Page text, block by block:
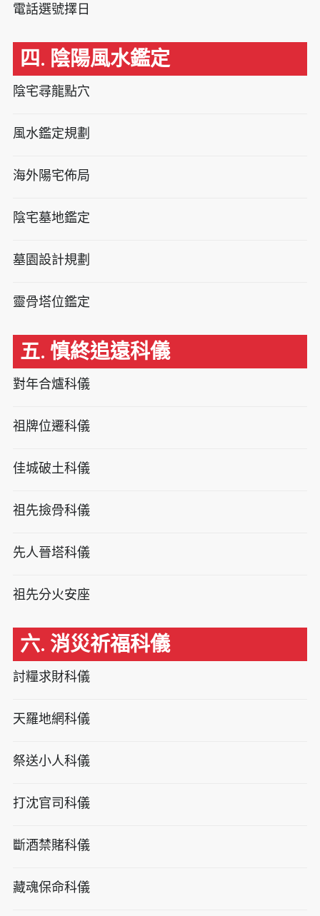
電話選號擇日
四. 陰陽風水鑑定
陰宅尋龍點穴
風水鑑定規劃
海外陽宅佈局
陰宅墓地鑑定
墓園設計規劃
靈骨塔位鑑定
五. 慎終追遠科儀
對年合爐科儀
祖牌位遷科儀
佳城破土科儀
祖先撿骨科儀
先人晉塔科儀
祖先分火安座
六. 消災祈福科儀
討糧求財科儀
天羅地網科儀
祭送小人科儀
打沈官司科儀
斷酒禁賭科儀
藏魂保命科儀